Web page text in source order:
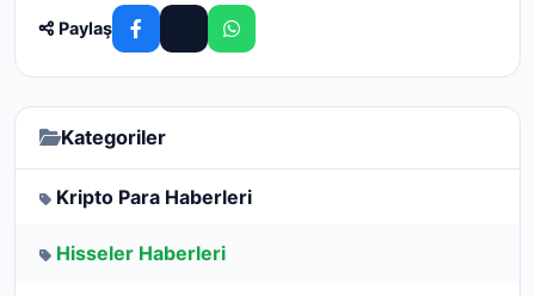
Paylaş
Kategoriler
Kripto Para Haberleri
Hisseler Haberleri